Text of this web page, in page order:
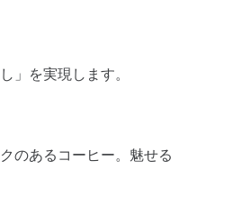
」を実現します。
のあるコーヒー。魅せる